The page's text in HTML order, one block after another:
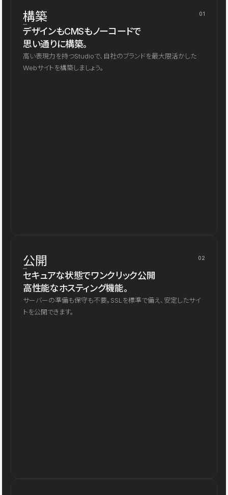
構築 01
デザインもCMSもノーコードで
思い通りに構築。
高い表現力を持つStudioで、自社のブランドを最大限活かした
Webサイトを構築しましょう。
公開 02
セキュアな状態でワンクリック公開
高性能なホスティング機能。
サーバーの準備も保守も不要。SSLを標準で備え、安定したサイ
トを公開できます。